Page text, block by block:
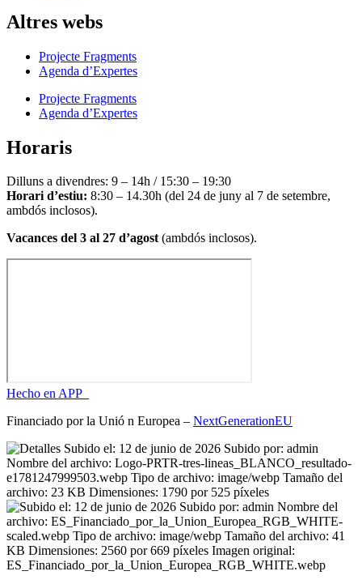
Altres webs
Projecte Fragments
Agenda d’Expertes
Projecte Fragments
Agenda d’Expertes
Horaris
Dilluns a divendres: 9 – 14h / 15:30 – 19:30
Horari d’estiu: 8:30 – 14.30h (del 24 de juny al 7 de setembre,
ambdós inclosos).
Vacances del 3 al 27 d’agost(ambdós inclosos).
Hecho en APP_
Financiado por la Unió n Europea – NextGenerationEU